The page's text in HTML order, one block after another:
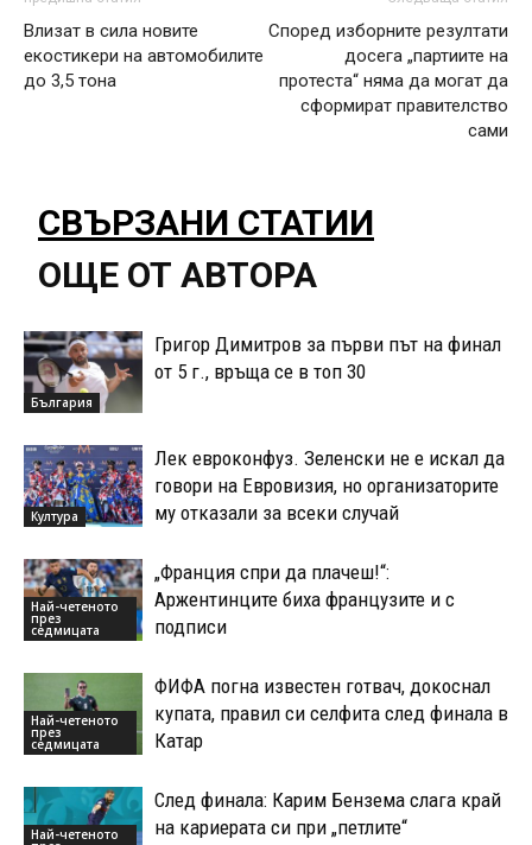
Влизат в сила новите
екостикери на автомобилите
до 3,5 тона
Според изборните резултати
досега „партиите на
протеста“ няма да могат да
сформират правителство
сами
СВЪРЗАНИ СТАТИИ
ОЩЕ ОТ АВТОРА
България
Григор Димитров за първи път на финал
от 5 г., връща се в топ 30
Култура
Лек евроконфуз. Зеленски не е искал да
говори на Евровизия, но организаторите
му отказали за всеки случай
Най-четеното
през
седмицата
„Франция спри да плачеш!“:
Аржентинците биха французите и с
подписи
Най-четеното
през
седмицата
ФИФА погна известен готвач, докоснал
купата, правил си селфита след финала в
Катар
Най-четеното
След финала: Карим Бензема слага край
на кариерата си при „петлите“